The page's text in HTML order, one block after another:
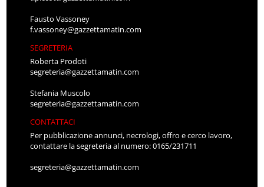
Fausto Vassoney
f.vassoney@gazzettamatin.com
SEGRETERIA
Roberta Prodoti
segreteria@gazzettamatin.com
Stefania Muscolo
segreteria@gazzettamatin.com
CONTATTACI
Per pubblicazione annunci, necrologi, offro e cerco lavoro,
contattare la segreteria al numero: 0165/231711
segreteria@gazzettamatin.com